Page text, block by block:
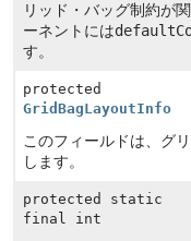
リッド・バッグ制約が
ーネントには
す。
protected
GridBagLayoutInfo
このフィールドは、グ
します。
protected static
final int